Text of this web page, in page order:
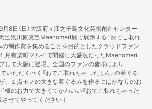
月8日（日）大阪府立江之子島文化芸術創造センター
竺鼠川原克己Maenomeri展で展示する『おでこ取れ
の制作費を集めることを目的としたクラウドファン
月有楽町マルイで開催し大盛況だったMaenomeri
して大阪に登場。全国のファンの皆様により
いただくべく『おでこ取れちゃったくん』の着ぐる
、１点モノの大きな着ぐるみを作るにはかなりのお
様のお力で大きくてかわいい『おでこ取れちゃった
させてやってください！